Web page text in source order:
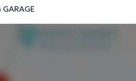
GARAGE